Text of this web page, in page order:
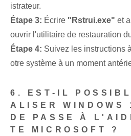
istrateur.
Étape 3: Écrire "Rstrui.exe" et
ouvrir l'utilitaire de restauration
Étape 4: Suivez les instructions
otre système à un moment
6. EST-IL
ALISER WINDOWS
DE PASSE À
TE MICROSOFT ?